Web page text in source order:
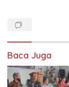
Baca Juga